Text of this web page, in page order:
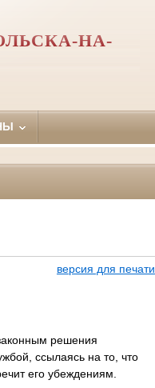
НА-
версия для печати
решения
ссылаясь на то, что
его убеждениям.